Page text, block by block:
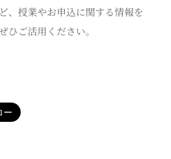
、授業やお申込に関する情報を
ひご活用ください。